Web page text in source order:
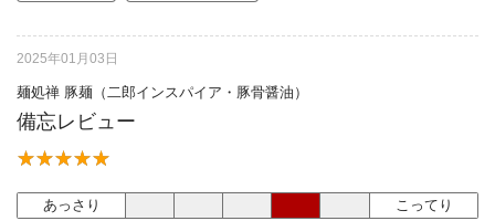
2025年01月03日
麺処禅 豚麺（二郎インスパイア・豚骨醤油）
備忘レビュー
あっさり こってり